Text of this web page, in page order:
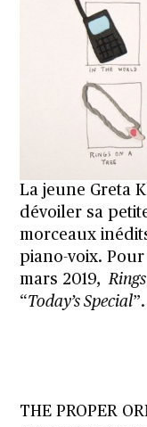
La jeune Greta
dévoiler sa
morceaux
piano-voix.
mars 2019,
“Today’s Special”.
THE PROPER